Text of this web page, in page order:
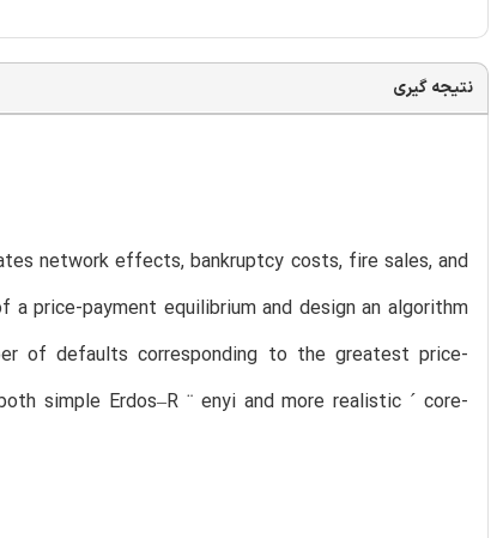
نتیجه گیری
network effects, bankruptcy costs, fire sales, and
price-payment equilibrium and design an algorithm
of defaults corresponding to the greatest price-
simple Erdos–R ¨ enyi and more realistic ´ core-